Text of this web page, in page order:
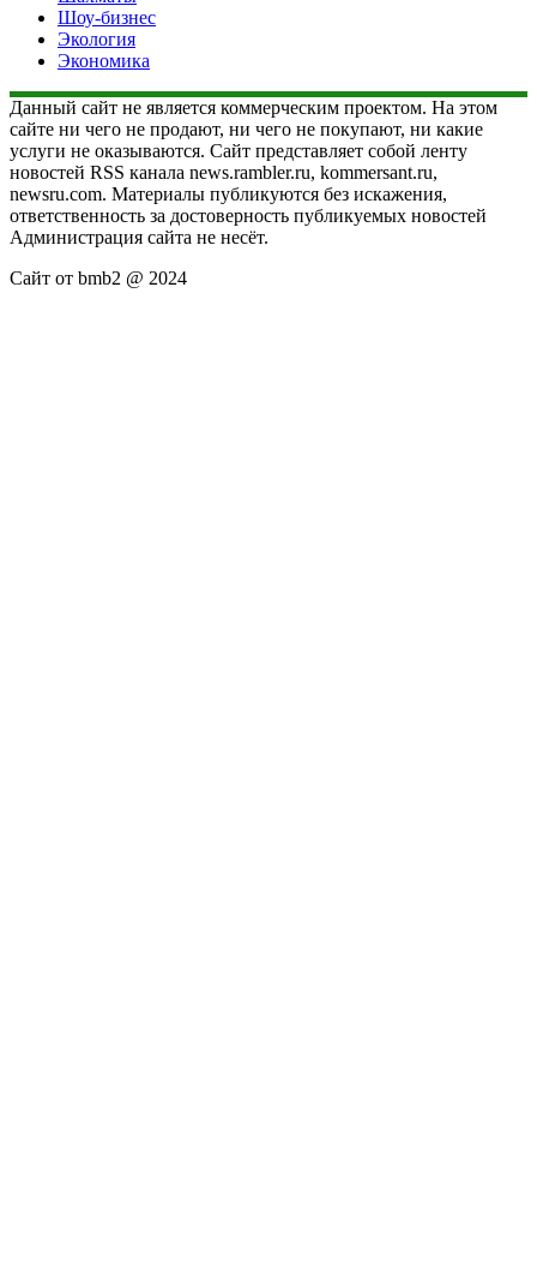
Шоу-бизнес
Экология
Экономика
Данный сайт не является коммерческим проектом. На этом
сайте ни чего не продают, ни чего не покупают, ни какие
услуги не оказываются. Сайт представляет собой ленту
новостей RSS канала news.rambler.ru, kommersant.ru,
newsru.com. Материалы публикуются без искажения,
ответственность за достоверность публикуемых новостей
Администрация сайта не несёт.
Сайт от bmb2 @ 2024